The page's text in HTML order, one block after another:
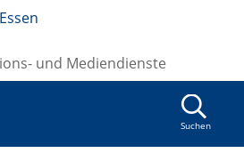
und Mediendienste
Suchen